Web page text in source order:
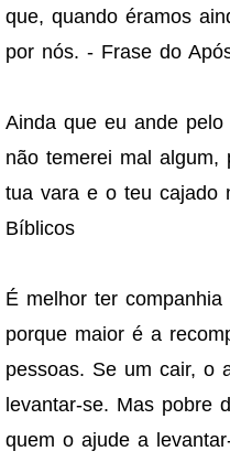
que, quando éramos
por nós. - Frase do
Ainda que eu ande
não temerei mal algum,
tua vara e o teu cajado
Bíblicos
É melhor ter
porque maior é a
pessoas. Se um cair, o
levantar-se. Mas pobre
quem o ajude a